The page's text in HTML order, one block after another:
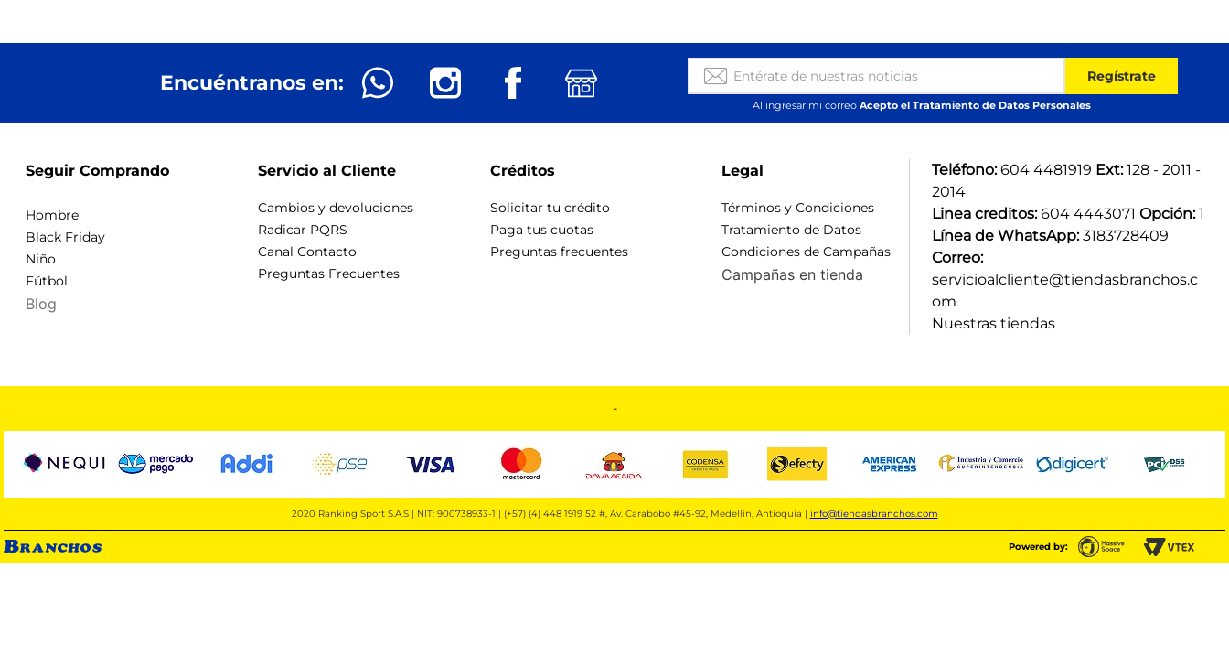
Encuéntranos en: Regístrate
Al ingresar mi correo Acepto el Tratamiento de Datos Personales
Seguir Comprando
Hombre
Black Friday
Niño
Fútbol
Blog
Servicio al Cliente
Cambios y devoluciones
Radicar PQRS
Canal Contacto
Preguntas Frecuentes
Créditos
Solicitar tu crédito
Paga tus cuotas
Preguntas frecuentes
Legal
Términos y Condiciones
Tratamiento de Datos
Condiciones de Campañas
Campañas en tienda
Teléfono: 604 4481919 Ext: 128 - 2011 -
2014
Linea creditos: 604 4443071 Opción: 1
Línea de WhatsApp: 3183728409
Correo:
servicioalcliente@tiendasbranchos.c
om
Nuestras tiendas
-
2020 Ranking Sport S.A.S | NIT: 900738933-1 | (+57) (4) 448 1919 52 #, Av. Carabobo #45-92, Medellín, Antioquia | info@tiendasbranchos.com
Powered by: